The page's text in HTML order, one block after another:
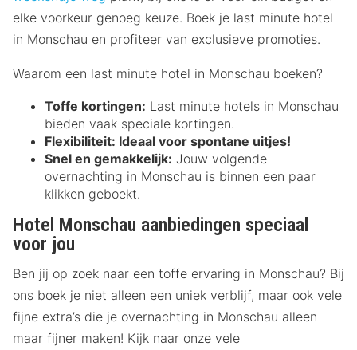
elke voorkeur genoeg keuze. Boek je last minute hotel
in Monschau en profiteer van exclusieve promoties.
Waarom een last minute hotel in Monschau boeken?
Toffe kortingen: Last minute hotels in Monschau
bieden vaak speciale kortingen.
Flexibiliteit: Ideaal voor spontane uitjes!
Snel en gemakkelijk: Jouw volgende
overnachting in Monschau is binnen een paar
klikken geboekt.
Hotel Monschau aanbiedingen speciaal
voor jou
Ben jij op zoek naar een toffe ervaring in Monschau? Bij
ons boek je niet alleen een uniek verblijf, maar ook vele
fijne extra’s die je overnachting in Monschau alleen
maar fijner maken! Kijk naar onze vele